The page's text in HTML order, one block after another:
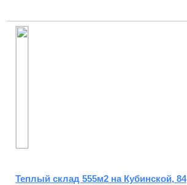
Теплый склад 555м2 на Кубинской, 84